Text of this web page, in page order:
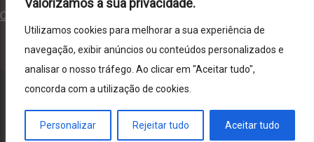
Valorizamos a sua privacidade.
Utilizamos cookies para melhorar a sua experiência de
navegação, exibir anúncios ou conteúdos personalizados e
analisar o nosso tráfego. Ao clicar em "Aceitar tudo",
concorda com a utilização de cookies.
Personalizar Rejeitar tudo Aceitar tudo
Consulte a nossa Política de Privacidade
© 2024. Funerária Central de Serpa, desenvolvido por
Web Solutions